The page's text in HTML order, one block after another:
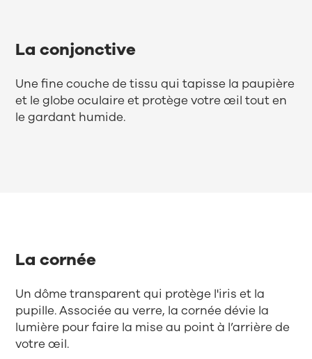
La conjonctive
Une fine couche de tissu qui tapisse la paupière
et le globe oculaire et protège votre œil tout en
le gardant humide.
La cornée
Un dôme transparent qui protège l'iris et la
pupille. Associée au verre, la cornée dévie la
lumière pour faire la mise au point à l’arrière de
votre œil.